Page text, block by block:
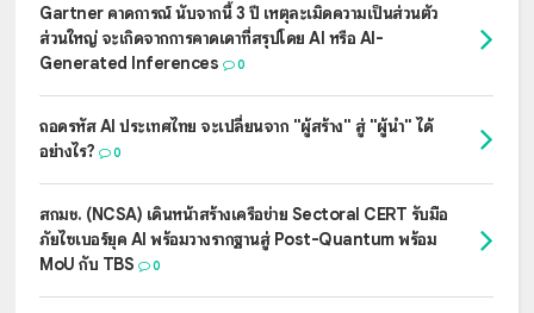
Gartner คาดการณ์ นับจากนี้ 3 ปี เหตุละเมิดความเป็นส่วนตัว
ส่วนใหญ่ จะเกิดจากการคาดเดาที่สรุปโดย AI หรือ AI-
Generated Inferences
0
ถอดรหัส AI ประเทศไทย จะเปลี่ยนจาก "ผู้สร้าง" สู่ "ผู้นำ" ได้
อย่างไร?
0
สกมช. (NCSA) เดินหน้าสร้างเครือข่าย Sectoral CERT รับมือ
ภัยไซเบอร์ยุค AI พร้อมวางรากฐานสู่ Post-Quantum พร้อม
MoU กับ TBS
0